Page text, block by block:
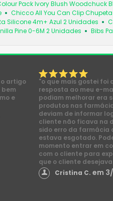
Pack Ivory Blush Woodchuck
Chicco All You Can Clip
Silicone 4m+ Azul 2 Unidades
Pine 0-6M 2 Unidades Bibs
o artigo
e
"o que mais gostei foi
resposta ao meu e-
podiam melhorar era
produtos nas
deviam de informar
cliente não ficava na
sido erro da farmácia
estava esgotado.
momento entrar em
com o cliente para
que o cliente
Cristina C.em